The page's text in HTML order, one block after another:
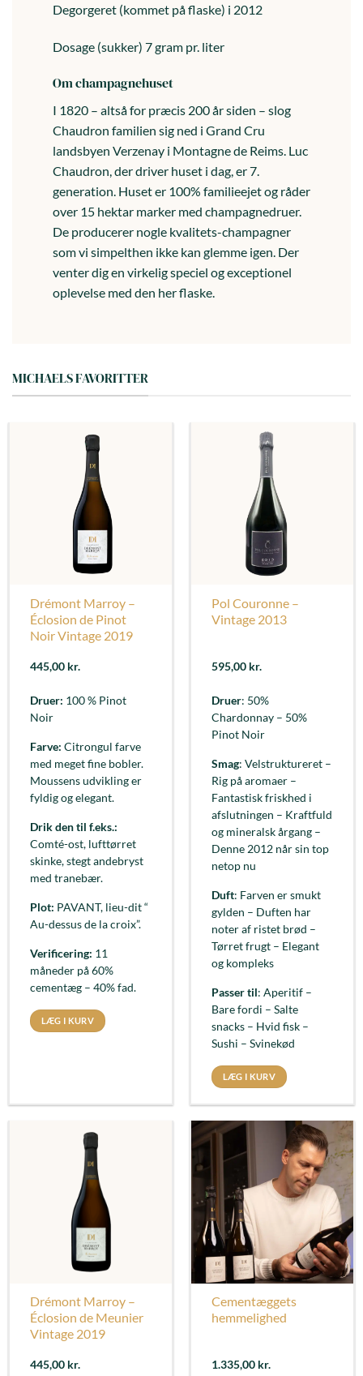
Degorgeret (kommet på flaske) i 2012
Dosage (sukker) 7 gram pr. liter
Om champagnehuset
I 1820 – altså for præcis 200 år siden – slog
Chaudron familien sig ned i Grand Cru
landsbyen Verzenay i Montagne de Reims. Luc
Chaudron, der driver huset i dag, er 7.
generation. Huset er 100% familieejet og råder
over 15 hektar marker med champagnedruer.
De producerer nogle kvalitets-champagner
som vi simpelthen ikke kan glemme igen. Der
venter dig en virkelig speciel og exceptionel
oplevelse med den her flaske.
MICHAELS FAVORITTER
Drémont Marroy –
Éclosion de Pinot
Noir Vintage 2019
445,00 kr.
Druer: 100 % Pinot
Noir
Farve: Citrongul farve
med meget fine bobler.
Moussens udvikling er
fyldig og elegant.
Drik den til f.eks.:
Comté-ost, lufttørret
skinke, stegt andebryst
med tranebær.
Plot: PAVANT, lieu-dit “
Au-dessus de la croix”.
Verificering: 11
måneder på 60%
cementæg – 40% fad.
LÆG I KURV
Pol Couronne –
Vintage 2013
595,00 kr.
Druer: 50%
Chardonnay – 50%
Pinot Noir
Smag: Velstruktureret –
Rig på aromaer –
Fantastisk friskhed i
afslutningen – Kraftfuld
og mineralsk årgang –
Denne 2012 når sin top
netop nu
Duft: Farven er smukt
gylden – Duften har
noter af ristet brød –
Tørret frugt – Elegant
og kompleks
Passer til: Aperitif –
Bare fordi – Salte
snacks – Hvid fisk –
Sushi – Svinekød
LÆG I KURV
Drémont Marroy –
Éclosion de Meunier
Vintage 2019
445,00 kr.
Cementæggets
hemmelighed
1.335,00 kr.